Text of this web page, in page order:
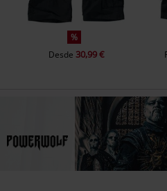
%
Desde 30,99 €